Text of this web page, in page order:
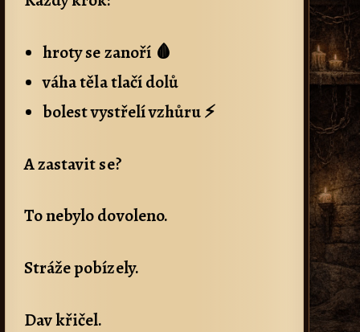
hroty se zanoří 🩸
váha těla tlačí dolů
bolest vystřelí vzhůru ⚡
A zastavit se?
To nebylo dovoleno.
Stráže pobízely.
Dav křičel.